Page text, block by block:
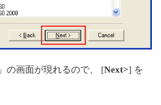
」の画面が現れるので、 [Next>] を